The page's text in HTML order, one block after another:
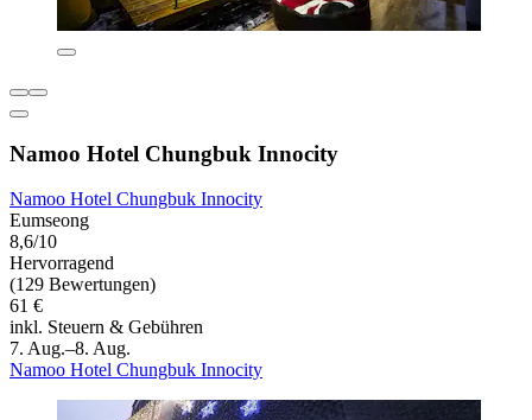
Namoo Hotel Chungbuk Innocity
Namoo Hotel Chungbuk Innocity
Eumseong
8,6/10
Hervorragend
(129 Bewertungen)
61 €
inkl. Steuern & Gebühren
7. Aug.–8. Aug.
Namoo Hotel Chungbuk Innocity